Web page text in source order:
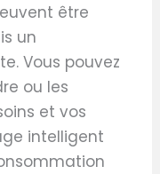
être
un
Vous pouvez
ou les
et vos
intelligent